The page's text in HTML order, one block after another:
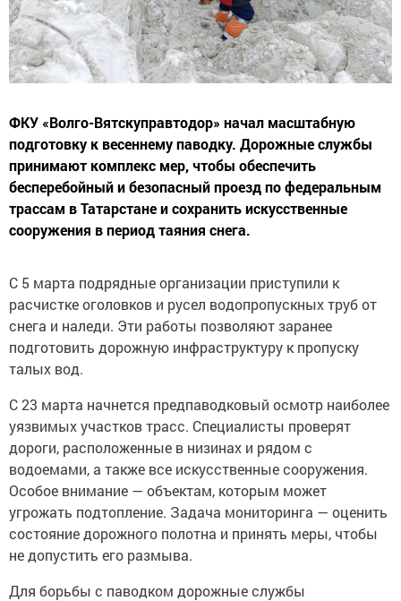
ФКУ «Волго-Вятскуправтодор» начал масштабную
подготовку к весеннему паводку. Дорожные службы
принимают комплекс мер, чтобы обеспечить
бесперебойный и безопасный проезд по федеральным
трассам в Татарстане и сохранить искусственные
сооружения в период таяния снега.
С 5 марта подрядные организации приступили к
расчистке оголовков и русел водопропускных труб от
снега и наледи. Эти работы позволяют заранее
подготовить дорожную инфраструктуру к пропуску
талых вод.
С 23 марта начнется предпаводковый осмотр наиболее
уязвимых участков трасс. Специалисты проверят
дороги, расположенные в низинах и рядом с
водоемами, а также все искусственные сооружения.
Особое внимание — объектам, которым может
угрожать подтопление. Задача мониторинга — оценить
состояние дорожного полотна и принять меры, чтобы
не допустить его размыва.
Для борьбы с паводком дорожные службы